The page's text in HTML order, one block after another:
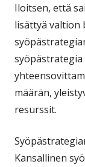
Iloitsen, että
lisättyä valtion
määrän,
resurssit.
Kansallinen